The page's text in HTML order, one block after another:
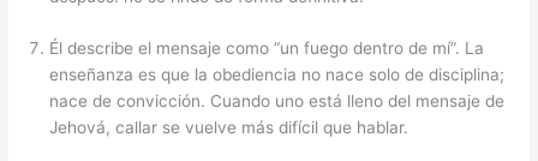
Él describe el mensaje como “un fuego dentro de mí”. La
enseñanza es que la obediencia no nace solo de disciplina;
nace de convicción. Cuando uno está lleno del mensaje de
Jehová, callar se vuelve más difícil que hablar.